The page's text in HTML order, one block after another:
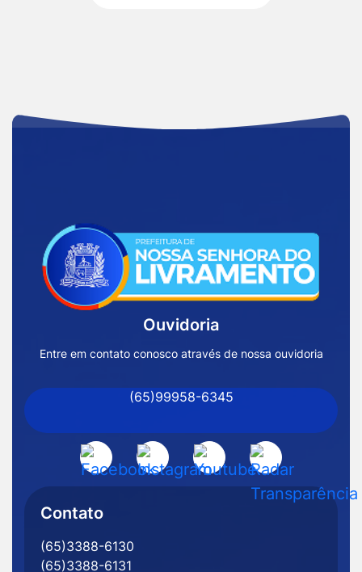
Acessar
Página
Inicial
de
Senhora
do
Livramento
MT
Acessar
a
Social
Facebook
Acessar
a
Acessar
a
Acessar
a
Rede
Ouvidoria
Entre em contato conosco através de nossa ouvidoria
(65)99958-6345
Contato
(65)3388-6130
(65)3388-6131